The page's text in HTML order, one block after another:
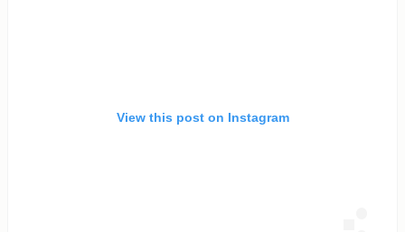
View this post on Instagram